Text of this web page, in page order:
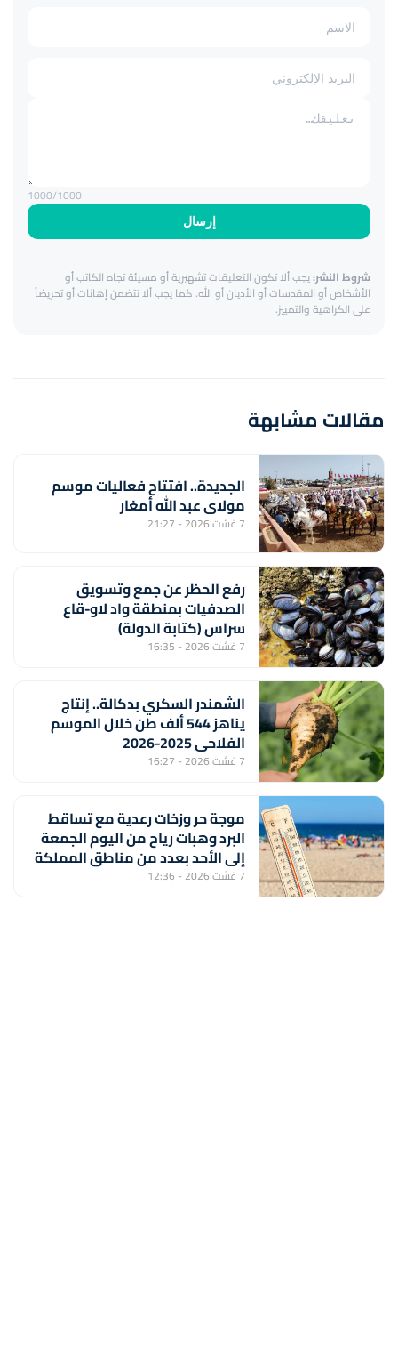
إرسال
1000/1000
شروط النشر:يجب ألا تكون التعليقات تشهيرية أو مسيئة تجاه الكاتب أو
الأشخاص أو المقدسات أو الأديان أو الله. كما يجب ألا تتضمن إهانات أو تحريضاً
على الكراهية والتمييز.
مقالات مشابهة
الجديدة.. افتتاح فعاليات موسم
مولاي عبد الله أمغار
7 غشت 2026 - 21:27
رفع الحظر عن جمع وتسويق
الصدفيات بمنطقة واد لاو-قاع
سراس (كتابة الدولة)
7 غشت 2026 - 16:35
الشمندر السكري بدكالة.. إنتاج
يناهز 544 ألف طن خلال الموسم
الفلاحي 2025-2026
7 غشت 2026 - 16:27
موجة حر وزخات رعدية مع تساقط
البرد وهبات رياح من اليوم الجمعة
إلى الأحد بعدد من مناطق المملكة
(نشرة إنذارية)
7 غشت 2026 - 12:36